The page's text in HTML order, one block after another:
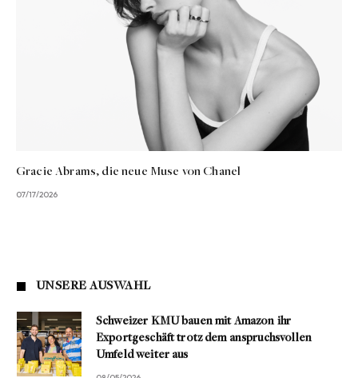
Gracie Abrams, die neue Muse von Chanel
07/17/2026
UNSERE AUSWAHL
Schweizer KMU bauen mit Amazon ihr
Exportgeschäft trotz dem anspruchsvollen
Umfeld weiter aus